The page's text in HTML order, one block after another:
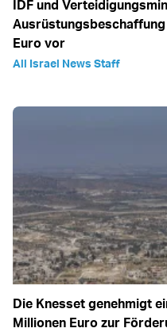
IDF und
Euro vor
All Israel News Staff
Die Knesset genehmigt
Millionen Euro zur